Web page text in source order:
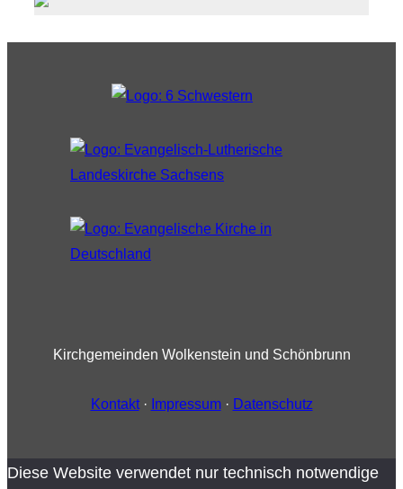
Kirchgemeinden Wolkenstein und Schönbrunn
Kontakt· Impressum· Datenschutz
Diese Website verwendet nur technisch notwendige